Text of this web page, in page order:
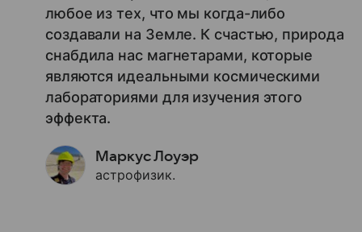
любое из тех, что мы когда-либо
создавали на Земле. К счастью, природа
снабдила нас магнетарами, которые
являются идеальными космическими
лабораториями для изучения этого
эффекта.
Маркус Лоуэр
астрофизик.